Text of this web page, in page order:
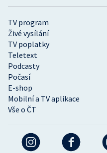
TV program
Živé vysílání
TV poplatky
Teletext
Podcasty
Počasí
E-shop
Mobilní a TV aplikace
Vše o ČT